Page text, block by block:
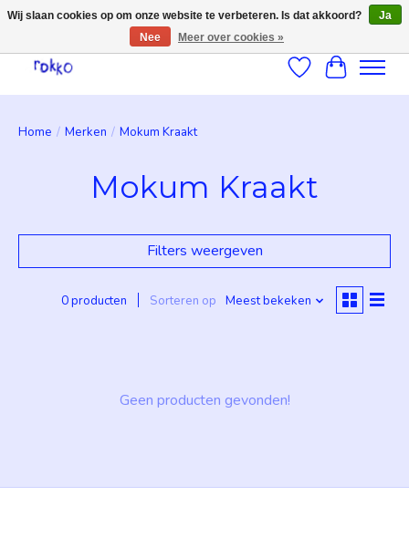
Verlanglijst
Home / Merken / Mokum Kraakt
Mokum Kraakt
Filters weergeven
0 producten Sorteren op Meest bekeken
Geen producten gevonden!
Wij slaan cookies op om onze website te verbeteren. Is dat akkoord?
Ja
Nee
Meer over cookies »